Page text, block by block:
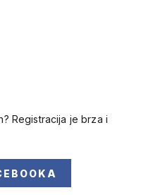
Registracija je brza i